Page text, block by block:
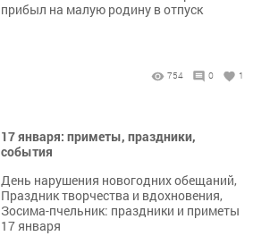
прибыл на малую родину в отпуск
754 0 1
17 января: приметы, праздники,
события
День нарушения новогодних обещаний,
Праздник творчества и вдохновения,
Зосима-пчельник: праздники и приметы
17 января